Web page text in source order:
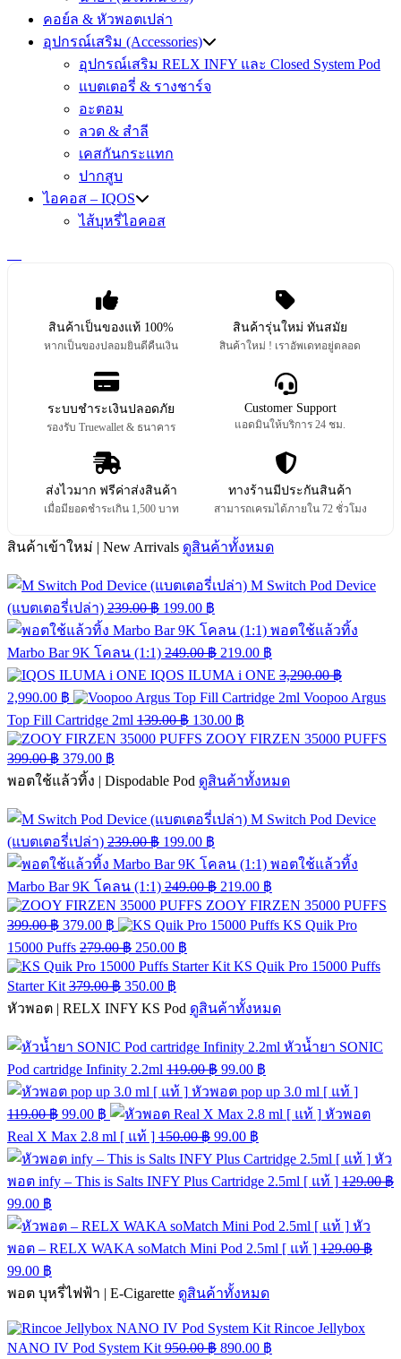
คอย์ล & หัวพอตเปล่า
อุปกรณ์เสริม (Accessories)
อุปกรณ์เสริม RELX INFY และ Closed System Pod
แบตเตอรี่ & รางชาร์จ
อะตอม
ลวด ​& สำลี
เคสกันกระแทก
ปากสูบ
ไอคอส – IQOS
ไส้บุหรี่ไอคอส
สินค้าเป็นของแท้ 100%
หากเป็นของปลอมยินดีคืนเงิน
สินค้ารุ่นใหม่ ทันสมัย
สินค้าใหม่ ! เราอัพเดทอยู่ตลอด
ระบบชำระเงินปลอดภัย
รองรับ Truewallet & ธนาคาร
Customer Support
แอดมินให้บริการ 24 ชม.
ส่งไวมาก ฟรีค่าส่งสินค้า
เมื่อมียอดชำระเกิน 1,500 บาท
ทางร้านมีประกันสินค้า
สามารถเครมได้ภายใน 72 ชั่วโมง
สินค้าเข้าใหม่ | New Arrivals ดูสินค้าทั้งหมด
M Switch Pod Device
(แบตเตอรี่เปล่า) 239.00฿ 199.00 ฿
พอตใช้แล้วทิ้ง
Marbo Bar 9K โคลน (1:1) 249.00฿ 219.00 ฿
IQOS ILUMA i ONE 3,290.00฿
2,990.00 ฿
Voopoo Argus
Top Fill Cartridge 2ml 139.00฿ 130.00 ฿
ZOOY FIRZEN 35000 PUFFS
399.00฿ 379.00 ฿
พอตใช้แล้วทิ้ง | Dispodable Pod ดูสินค้าทั้งหมด
M Switch Pod Device
(แบตเตอรี่เปล่า) 239.00฿ 199.00 ฿
พอตใช้แล้วทิ้ง
Marbo Bar 9K โคลน (1:1) 249.00฿ 219.00 ฿
ZOOY FIRZEN 35000 PUFFS
399.00฿ 379.00 ฿
KS Quik Pro
15000 Puffs 279.00฿ 250.00 ฿
KS Quik Pro 15000 Puffs
Starter Kit 379.00฿ 350.00 ฿
หัวพอต | RELX INFY KS Pod ดูสินค้าทั้งหมด
หัวน้ำยา SONIC
Pod cartridge Infinity 2.2ml 119.00฿ 99.00 ฿
หัวพอต pop up 3.0 ml [ แท้ ]
119.00฿ 99.00 ฿
หัวพอต
Real X Max 2.8 ml [ แท้ ] 150.00฿ 99.00 ฿
หัว
พอต infy – This is Salts INFY Plus Cartridge 2.5ml [ แท้ ] 129.00฿
99.00 ฿
หัว
พอต – RELX WAKA soMatch Mini Pod 2.5ml [ แท้ ] 129.00฿
99.00 ฿
พอต บุหรี่ไฟฟ้า | E-Cigarette ดูสินค้าทั้งหมด
Rincoe Jellybox
NANO IV Pod System Kit 950.00฿ 890.00 ฿